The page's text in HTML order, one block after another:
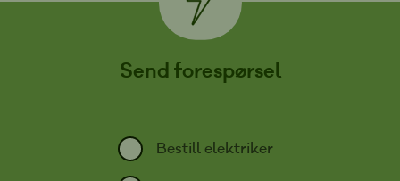
Send forespørsel
Bestill elektriker